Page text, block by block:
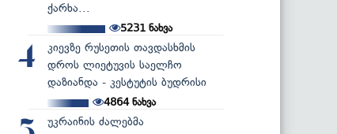
ქარხა...
5231ნახვა
4
კიევზე რუსეთის თავდასხმის
დროს ლიეტუვის საელჩო
დაზიანდა - კესტუტის ბუდრისი
4864ნახვა
უკრაინის ძალებმა